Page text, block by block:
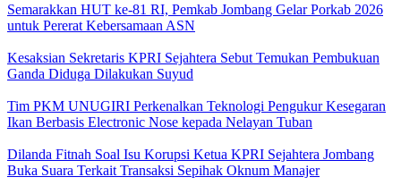
Semarakkan HUT ke-81 RI, Pemkab Jombang Gelar Porkab 2026
untuk Pererat Kebersamaan ASN
Kesaksian Sekretaris KPRI Sejahtera Sebut Temukan Pembukuan
Ganda Diduga Dilakukan Suyud
Tim PKM UNUGIRI Perkenalkan Teknologi Pengukur Kesegaran
Ikan Berbasis Electronic Nose kepada Nelayan Tuban
Dilanda Fitnah Soal Isu Korupsi Ketua KPRI Sejahtera Jombang
Buka Suara Terkait Transaksi Sepihak Oknum Manajer